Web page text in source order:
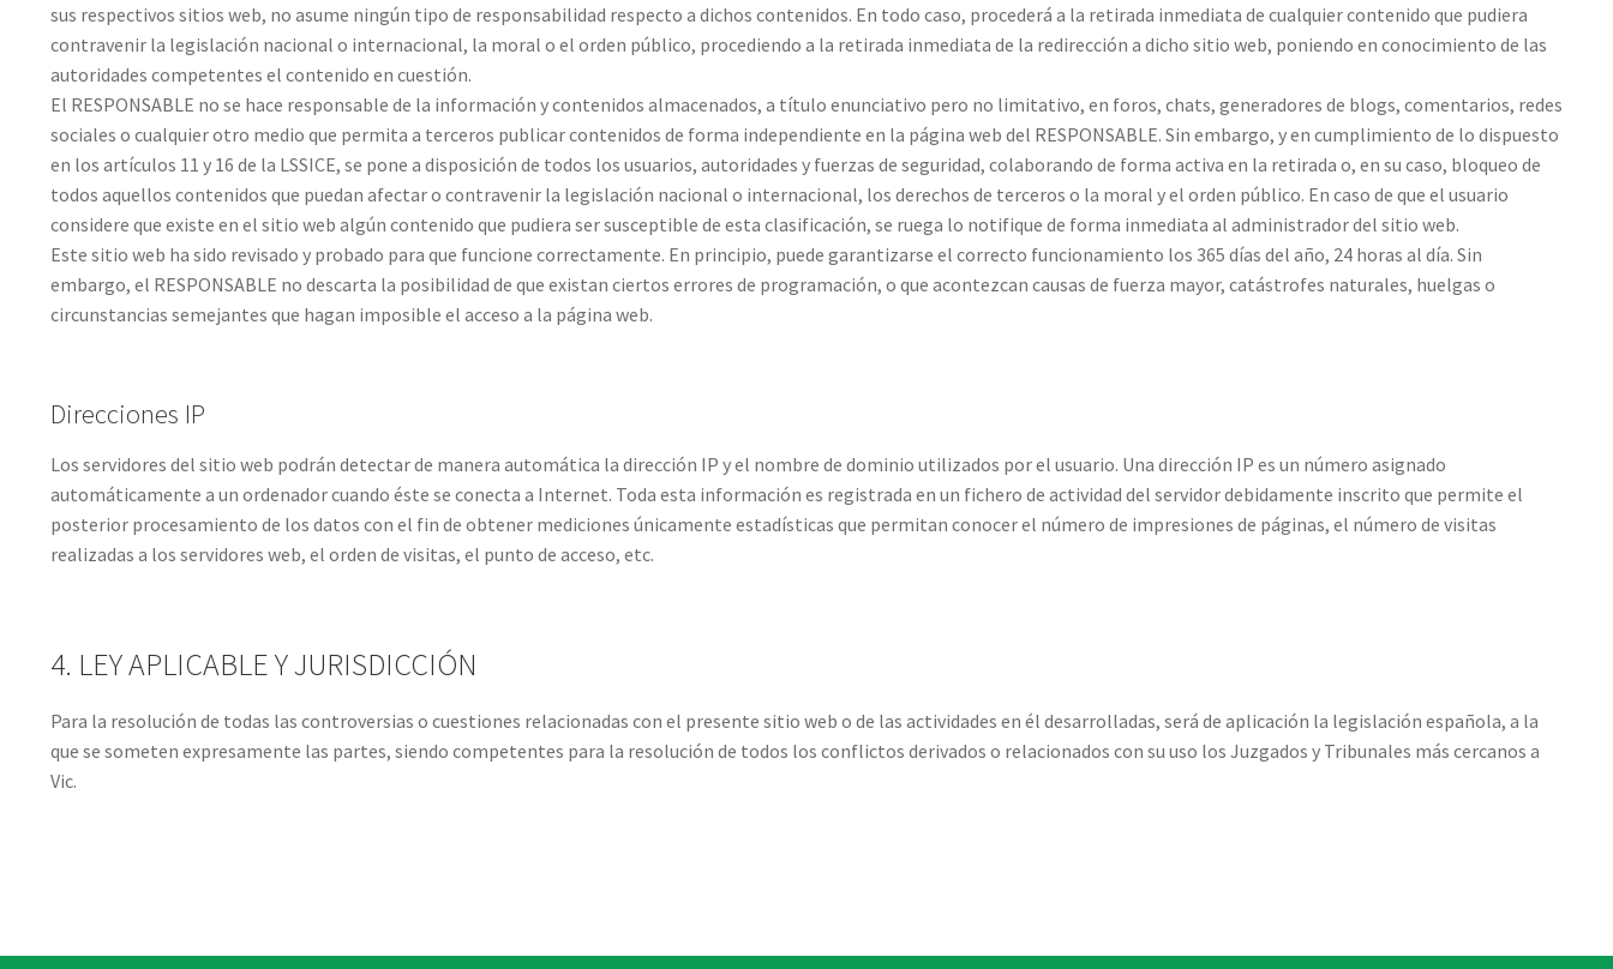
sus respectivos sitios web, no asume ningún tipo de responsabilidad respecto a dichos contenidos. En todo caso, procederá a la retirada inmediata de cualquier contenido que pudiera
contravenir la legislación nacional o internacional, la moral o el orden público, procediendo a la retirada inmediata de la redirección a dicho sitio web, poniendo en conocimiento de las
autoridades competentes el contenido en cuestión.
El RESPONSABLE no se hace responsable de la información y contenidos almacenados, a título enunciativo pero no limitativo, en foros, chats, generadores de blogs, comentarios, redes
sociales o cualquier otro medio que permita a terceros publicar contenidos de forma independiente en la página web del RESPONSABLE. Sin embargo, y en cumplimiento de lo dispuesto
en los artículos 11 y 16 de la LSSICE, se pone a disposición de todos los usuarios, autoridades y fuerzas de seguridad, colaborando de forma activa en la retirada o, en su caso, bloqueo de
todos aquellos contenidos que puedan afectar o contravenir la legislación nacional o internacional, los derechos de terceros o la moral y el orden público. En caso de que el usuario
considere que existe en el sitio web algún contenido que pudiera ser susceptible de esta clasificación, se ruega lo notifique de forma inmediata al administrador del sitio web.
Este sitio web ha sido revisado y probado para que funcione correctamente. En principio, puede garantizarse el correcto funcionamiento los 365 días del año, 24 horas al día. Sin
embargo, el RESPONSABLE no descarta la posibilidad de que existan ciertos errores de programación, o que acontezcan causas de fuerza mayor, catástrofes naturales, huelgas o
circunstancias semejantes que hagan imposible el acceso a la página web.
Direcciones IP
Los servidores del sitio web podrán detectar de manera automática la dirección IP y el nombre de dominio utilizados por el usuario. Una dirección IP es un número asignado
automáticamente a un ordenador cuando éste se conecta a Internet. Toda esta información es registrada en un fichero de actividad del servidor debidamente inscrito que permite el
posterior procesamiento de los datos con el fin de obtener mediciones únicamente estadísticas que permitan conocer el número de impresiones de páginas, el número de visitas
realizadas a los servidores web, el orden de visitas, el punto de acceso, etc.
4. LEY APLICABLE Y JURISDICCIÓN
Para la resolución de todas las controversias o cuestiones relacionadas con el presente sitio web o de las actividades en él desarrolladas, será de aplicación la legislación española, a la
que se someten expresamente las partes, siendo competentes para la resolución de todos los conflictos derivados o relacionados con su uso los Juzgados y Tribunales más cercanos a
Vic.